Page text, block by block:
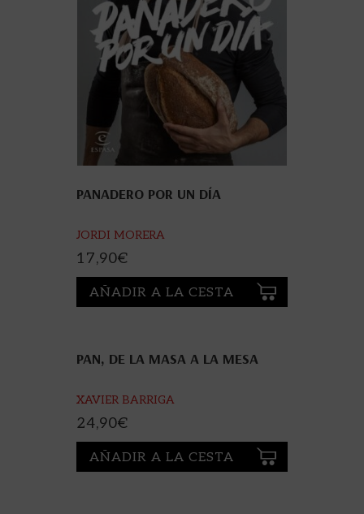
PANADERO POR UN DÍA
JORDI MORERA
17,90€
AÑADIR A LA CESTA
PAN, DE LA MASA A LA MESA
XAVIER BARRIGA
24,90€
AÑADIR A LA CESTA